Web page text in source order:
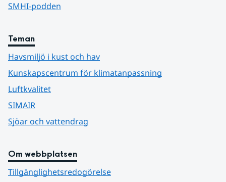
SMHI-podden
Teman
Havsmiljö i kust och hav
Kunskapscentrum för klimatanpassning
Luftkvalitet
SIMAIR
Sjöar och vattendrag
Om webbplatsen
Tillgänglighetsredogörelse